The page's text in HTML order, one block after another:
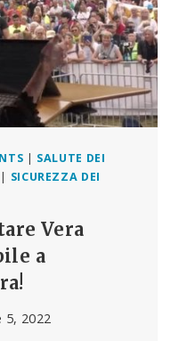
| SALUTE DEI
| SICUREZZA DEI
Vera
a
5, 2022